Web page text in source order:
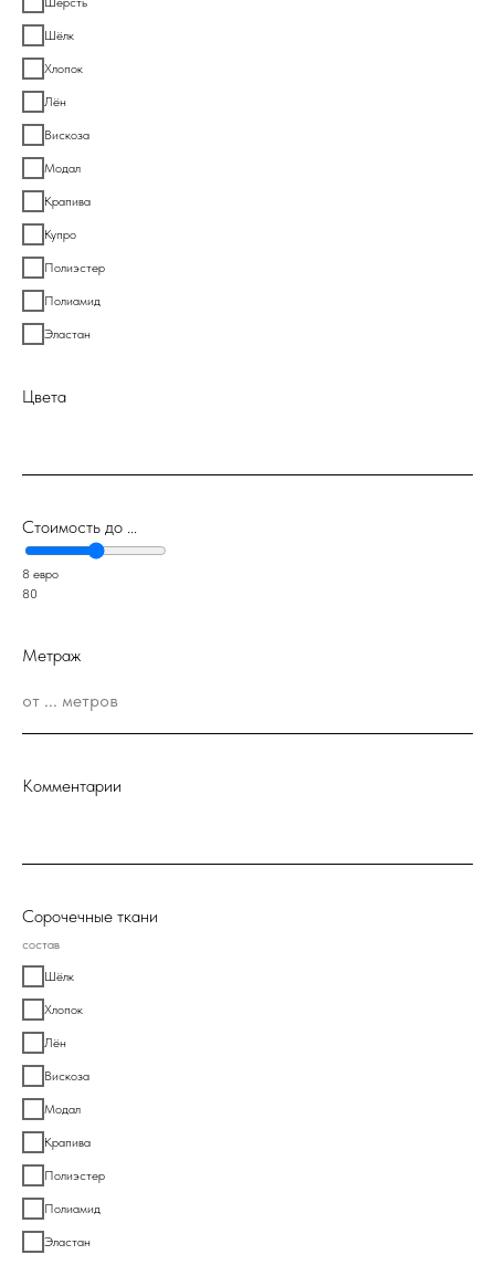
Шёлк
Хлопок
Лён
Вискоза
Модал
Крапива
Купро
Полиэстер
Полиамид
Эластан
Цвета
Стоимость до ...
8 евро
80
Метраж
Комментарии
Сорочечные ткани
состав
Шёлк
Хлопок
Лён
Вискоза
Модал
Крапива
Полиэстер
Полиамид
Эластан